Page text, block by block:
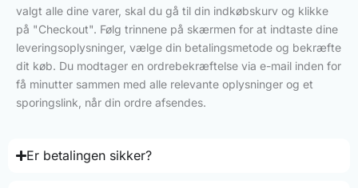
valgt alle dine varer, skal du gå til din indkøbskurv og klikke
på "Checkout". Følg trinnene på skærmen for at indtaste dine
leveringsoplysninger, vælge din betalingsmetode og bekræfte
dit køb. Du modtager en ordrebekræftelse via e-mail inden for
få minutter sammen med alle relevante oplysninger og et
sporingslink, når din ordre afsendes.
Er betalingen sikker?